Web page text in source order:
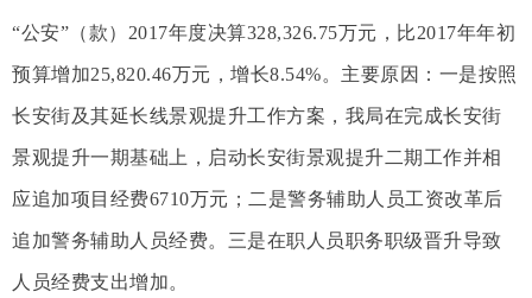
“公安”（款）2017年度决算328,326.75万元，比2017年年初
预算增加25,820.46万元，增长8.54%。主要原因：一是按照
长安街及其延长线景观提升工作方案，我局在完成长安街
景观提升一期基础上，启动长安街景观提升二期工作并相
应追加项目经费6710万元；二是警务辅助人员工资改革后
追加警务辅助人员经费。三是在职人员职务职级晋升导致
人员经费支出增加。